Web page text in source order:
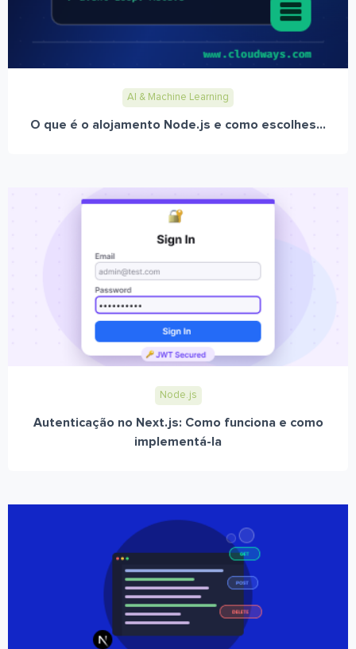
AI & Machine Learning
O que é o alojamento Node.js e como escolhes...
Node.js
Autenticação no Next.js: Como funciona e como
implementá-la